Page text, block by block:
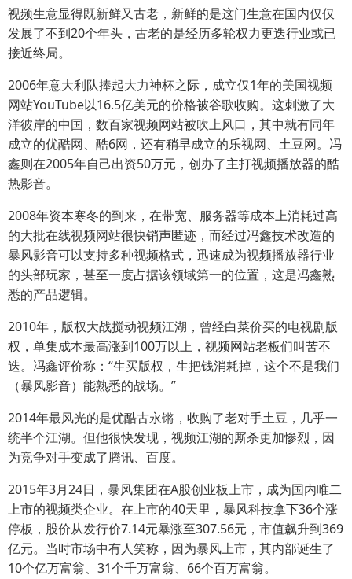
视频生意显得既新鲜又古老，新鲜的是这门生意在国内仅仅
发展了不到20个年头，古老的是经历多轮权力更迭行业或已
接近终局。
2006年意大利队捧起大力神杯之际，成立仅1年的美国视频
网站YouTube以16.5亿美元的价格被谷歌收购。这刺激了大
洋彼岸的中国，数百家视频网站被吹上风口，其中就有同年
成立的优酷网、酷6网，还有稍早成立的乐视网、土豆网。冯
鑫则在2005年自己出资50万元，创办了主打视频播放器的酷
热影音。
2008年资本寒冬的到来，在带宽、服务器等成本上消耗过高
的大批在线视频网站很快销声匿迹，而经过冯鑫技术改造的
暴风影音可以支持多种视频格式，迅速成为视频播放器行业
的头部玩家，甚至一度占据该领域第一的位置，这是冯鑫熟
悉的产品逻辑。
2010年，版权大战搅动视频江湖，曾经白菜价买的电视剧版
权，单集成本最高涨到100万以上，视频网站老板们叫苦不
迭。冯鑫评价称：“生买版权，生把钱消耗掉，这个不是我们
（暴风影音）能熟悉的战场。”
2014年最风光的是优酷古永锵，收购了老对手土豆，几乎一
统半个江湖。但他很快发现，视频江湖的厮杀更加惨烈，因
为竞争对手变成了腾讯、百度。
2015年3月24日，暴风集团在A股创业板上市，成为国内唯二
上市的视频类企业。在上市的40天里，暴风科技拿下36个涨
停板，股价从发行价7.14元暴涨至307.56元，市值飙升到369
亿元。当时市场中有人笑称，因为暴风上市，其内部诞生了
10个亿万富翁、31个千万富翁、66个百万富翁。